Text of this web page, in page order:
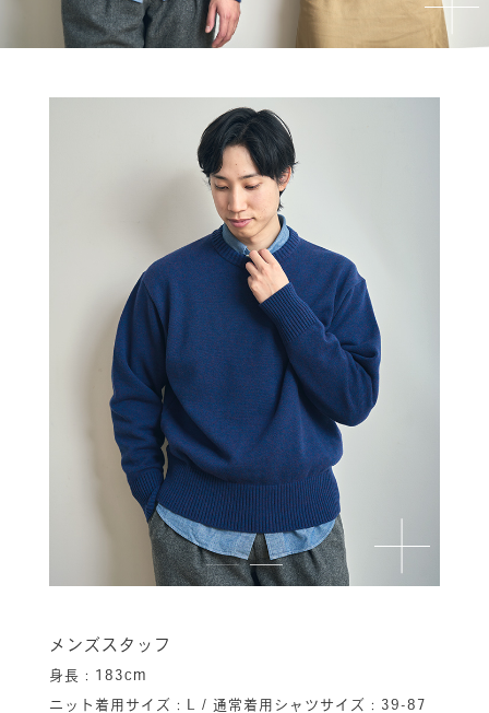
メンズスタッフ
身長：183cm
ニット着用サイズ：L / 通常着用シャツサイズ：39-87